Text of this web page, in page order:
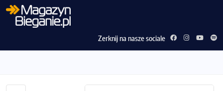
Zerknij na nasze sociale